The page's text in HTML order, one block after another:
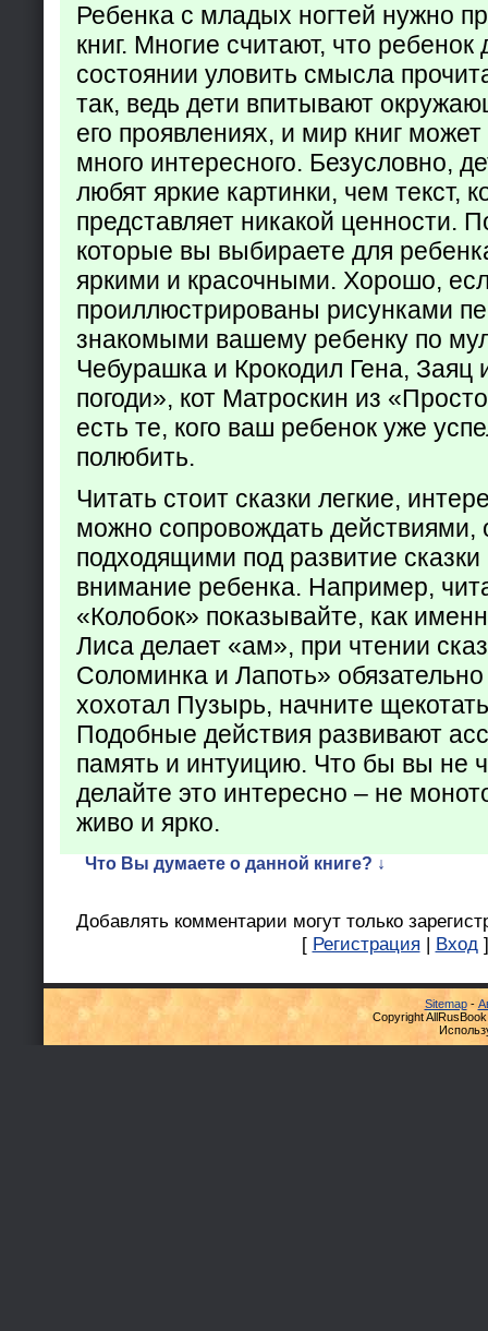
Ребенка с младых ногтей нужно
книг. Многие считают, что ребенок
состоянии уловить смысла
так, ведь дети впитывают
его проявлениях, и мир книг
много интересного. Безусловно,
любят яркие картинки, чем текст,
представляет никакой ценности.
которые вы выбираете для
яркими и красочными. Хорошо,
проиллюстрированы рисунками
знакомыми вашему ребенку по
Чебурашка и Крокодил Гена, Заяц
погоди», кот Матроскин из
есть те, кого ваш ребенок уже
полюбить.
Читать стоит сказки легкие,
можно сопровождать действиями,
подходящими под развитие
внимание ребенка. Например,
«Колобок» показывайте, как
Лиса делает «ам», при чтении
Соломинка и Лапоть»
хохотал Пузырь, начните
Подобные действия развивают
память и интуицию. Что бы вы не
делайте это интересно – не
живо и ярко.
Что Вы думаете о данной книге? ↓
Добавлять комментарии могут только
[ Регистрация | Вход ]
Sitemap-
Copyright